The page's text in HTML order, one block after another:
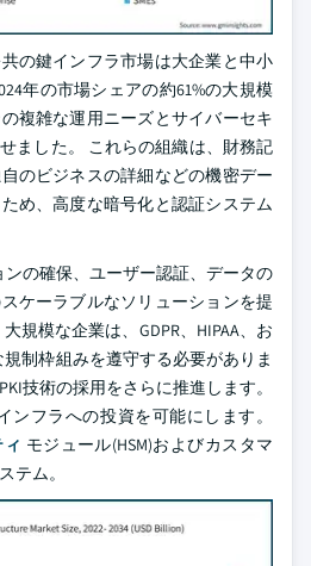
の鍵インフラ市場は大企業と中小
年の市場シェアの約61%の大規模
複雑な運用ニーズとサイバーセキ
ました。 これらの組織は、財務記
のビジネスの詳細などの機密デー
め、高度な暗号化と認証システム
ンの確保、ユーザー認証、データの
ケーラブルなソリューションを提
規模な企業は、GDPR、HIPAA、お
規制枠組みを遵守する必要がありま
技術の採用をさらに推進します。
ンフラへの投資を可能にします。
モジュール(HSM)およびカスタマ
テム。